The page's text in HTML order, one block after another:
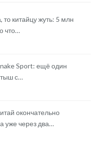
то китайцу жуть: 5 млн
что…
Sport: ещё один
с…
окончательно
уже через два…